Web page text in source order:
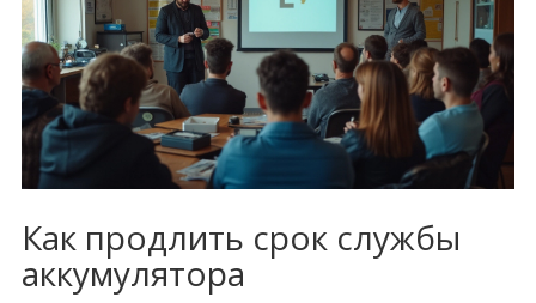
Как продлить срок службы
аккумулятора